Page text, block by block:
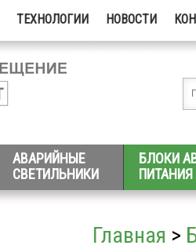
ТЕХНОЛОГИИ НОВОСТИ
АВАРИЙНЫЕ
СВЕТИЛЬНИКИ
БЛОКИ
ПИТАНИЯ
Главная >